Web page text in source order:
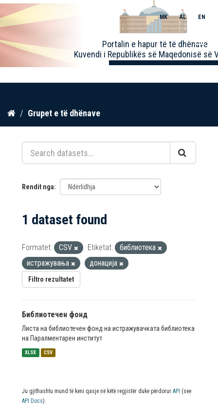
Kalo
përmbajtja
Portalin e hapur të të dhënave
Kuvendi i Republikës së Maqedonisë së
MK AL EN
Toggle
Grupet e të dhënave
Rendit nga
1 dataset found
Formatet: CSV Etiketat:
библиотека
истражувања
донација
Filtro rezultatet
Библиотечен фонд
Листа на библиотечен фонд на истражувачката библиотека
на Паралментарен институт
XLSX CSV
Ju gjithashtu mund të keni qasje në këtë regjistër duke përdorur API (see
API Docs).